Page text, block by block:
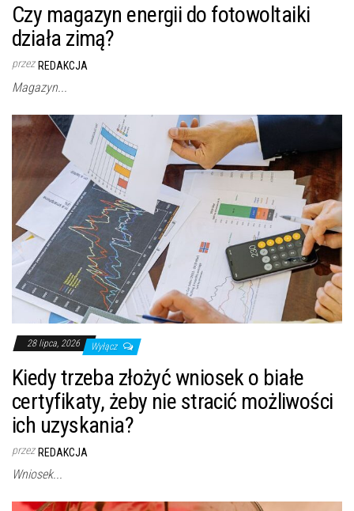
Czy magazyn energii do fotowoltaiki
działa zimą?
przez REDAKCJA
Magazyn...
28 lipca, 2026 Wyłącz
Kiedy trzeba złożyć wniosek o białe
certyfikaty, żeby nie stracić możliwości
ich uzyskania?
przez REDAKCJA
Wniosek...